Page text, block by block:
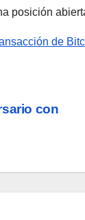
posición
de
con